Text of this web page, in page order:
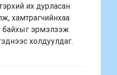
их дурласан
хамтрагчийнхаа
байхыг эрмэлзэж
холдуулдаг.